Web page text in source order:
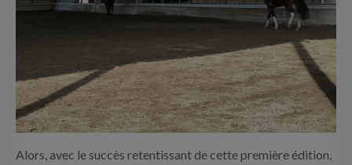
Alors, avec le succès retentissant de cette première édition,